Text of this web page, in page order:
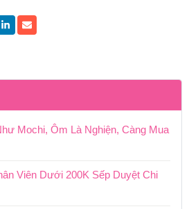
Mochi, Ôm Là Nghiện, Càng Mua
Viên Dưới 200K Sếp Duyệt Chi